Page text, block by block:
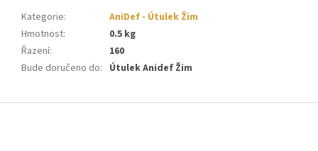
Kategorie:
AniDef - Útulek Žim
Hmotnost:
0.5 kg
Řazení:
160
Bude doručeno do: Útulek Anidef Žim